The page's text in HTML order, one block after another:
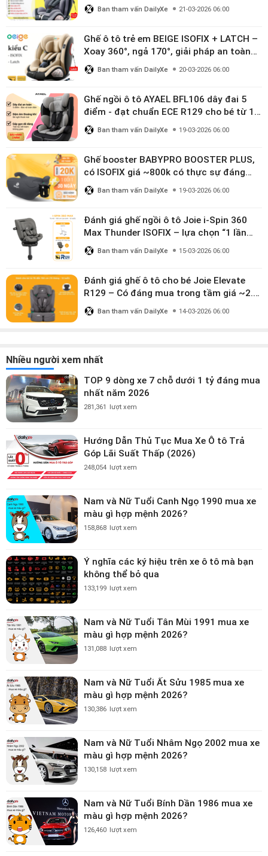
Ban tham vấn DailyXe 21-03-2026 06:00
Ghế ô tô trẻ em BEIGE ISOFIX + LATCH –
Xoay 360°, ngả 170°, giải pháp an toàn
linh hoạt cho bé 0–10 tuổi
Ban tham vấn DailyXe 20-03-2026 06:00
Ghế ngồi ô tô AYAEL BFL106 dây đai 5
điểm - đạt chuẩn ECE R129 cho bé từ 1–
10 tuổi
Ban tham vấn DailyXe 19-03-2026 06:00
Ghế booster BABYPRO BOOSTER PLUS,
có ISOFIX giá ~800k có thực sự đáng
mua?
Ban tham vấn DailyXe 19-03-2026 06:00
Đánh giá ghế ngồi ô tô Joie i-Spin 360
Max Thunder ISOFIX – lựa chọn “1 lần
dùng đến 12 năm” có đáng giá gần 9
triệu?
Ban tham vấn DailyXe 15-03-2026 06:00
Đánh giá ghế ô tô cho bé Joie Elevate
R129 – Có đáng mua trong tầm giá ~2.8
triệu?
Ban tham vấn DailyXe 14-03-2026 06:00
Nhiều người xem nhất
TOP 9 dòng xe 7 chỗ dưới 1 tỷ đáng mua
nhất năm 2026
281,361 lượt xem
Hướng Dẫn Thủ Tục Mua Xe Ô tô Trả
Góp Lãi Suất Thấp (2026)
248,054 lượt xem
Nam và Nữ Tuổi Canh Ngọ 1990 mua xe
màu gì hợp mệnh 2026?
158,868 lượt xem
Ý nghĩa các ký hiệu trên xe ô tô mà bạn
không thể bỏ qua
133,199 lượt xem
Nam và Nữ Tuổi Tân Mùi 1991 mua xe
màu gì hợp mệnh 2026?
131,088 lượt xem
Nam và Nữ Tuổi Ất Sửu 1985 mua xe
màu gì hợp mệnh 2026?
130,386 lượt xem
Nam và Nữ Tuổi Nhâm Ngọ 2002 mua xe
màu gì hợp mệnh 2026?
130,158 lượt xem
Nam và Nữ Tuổi Bính Dần 1986 mua xe
màu gì hợp mệnh 2026?
126,460 lượt xem